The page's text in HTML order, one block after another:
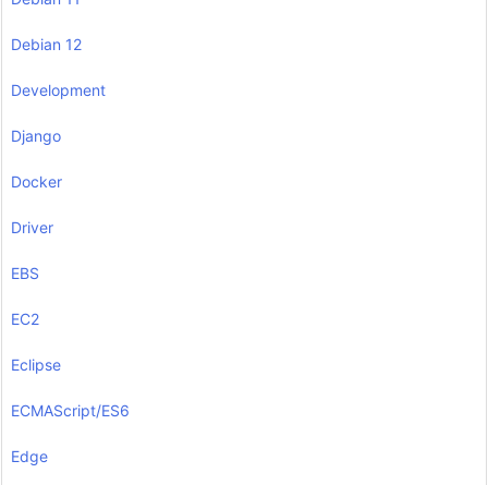
Debian 12
Development
Django
Docker
Driver
EBS
EC2
Eclipse
ECMAScript/ES6
Edge